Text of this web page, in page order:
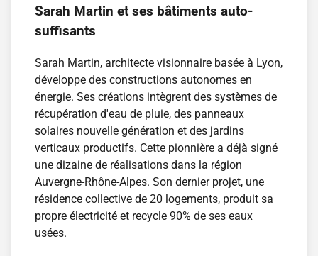
Sarah Martin et ses bâtiments auto-
suffisants
Sarah Martin, architecte visionnaire basée à Lyon,
développe des constructions autonomes en
énergie. Ses créations intègrent des systèmes de
récupération d'eau de pluie, des panneaux
solaires nouvelle génération et des jardins
verticaux productifs. Cette pionnière a déjà signé
une dizaine de réalisations dans la région
Auvergne-Rhône-Alpes. Son dernier projet, une
résidence collective de 20 logements, produit sa
propre électricité et recycle 90% de ses eaux
usées.